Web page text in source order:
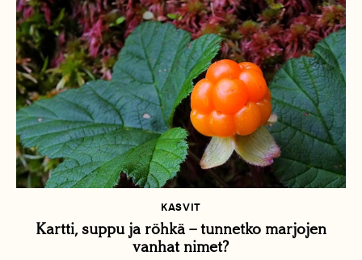
KASVIT
Kartti, suppu ja röhkä – tunnetko marjojen
vanhat nimet?